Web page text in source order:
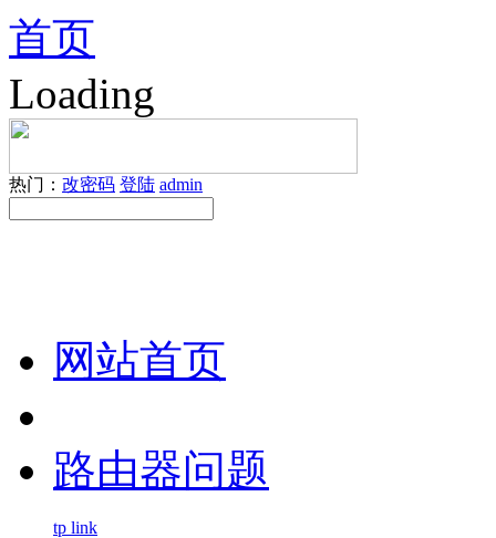
首页
Loading
热门： 改密码 登陆 admin
网站首页
路由器问题
tp link